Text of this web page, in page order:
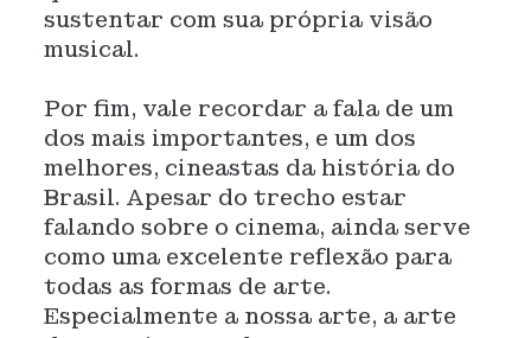
sustentar com sua própria visão
musical.
Por fim, vale recordar a fala de um
dos mais importantes, e um dos
melhores, cineastas da história do
Brasil. Apesar do trecho estar
falando sobre o cinema, ainda serve
como uma excelente reflexão para
todas as formas de arte.
Especialmente a nossa arte, a arte